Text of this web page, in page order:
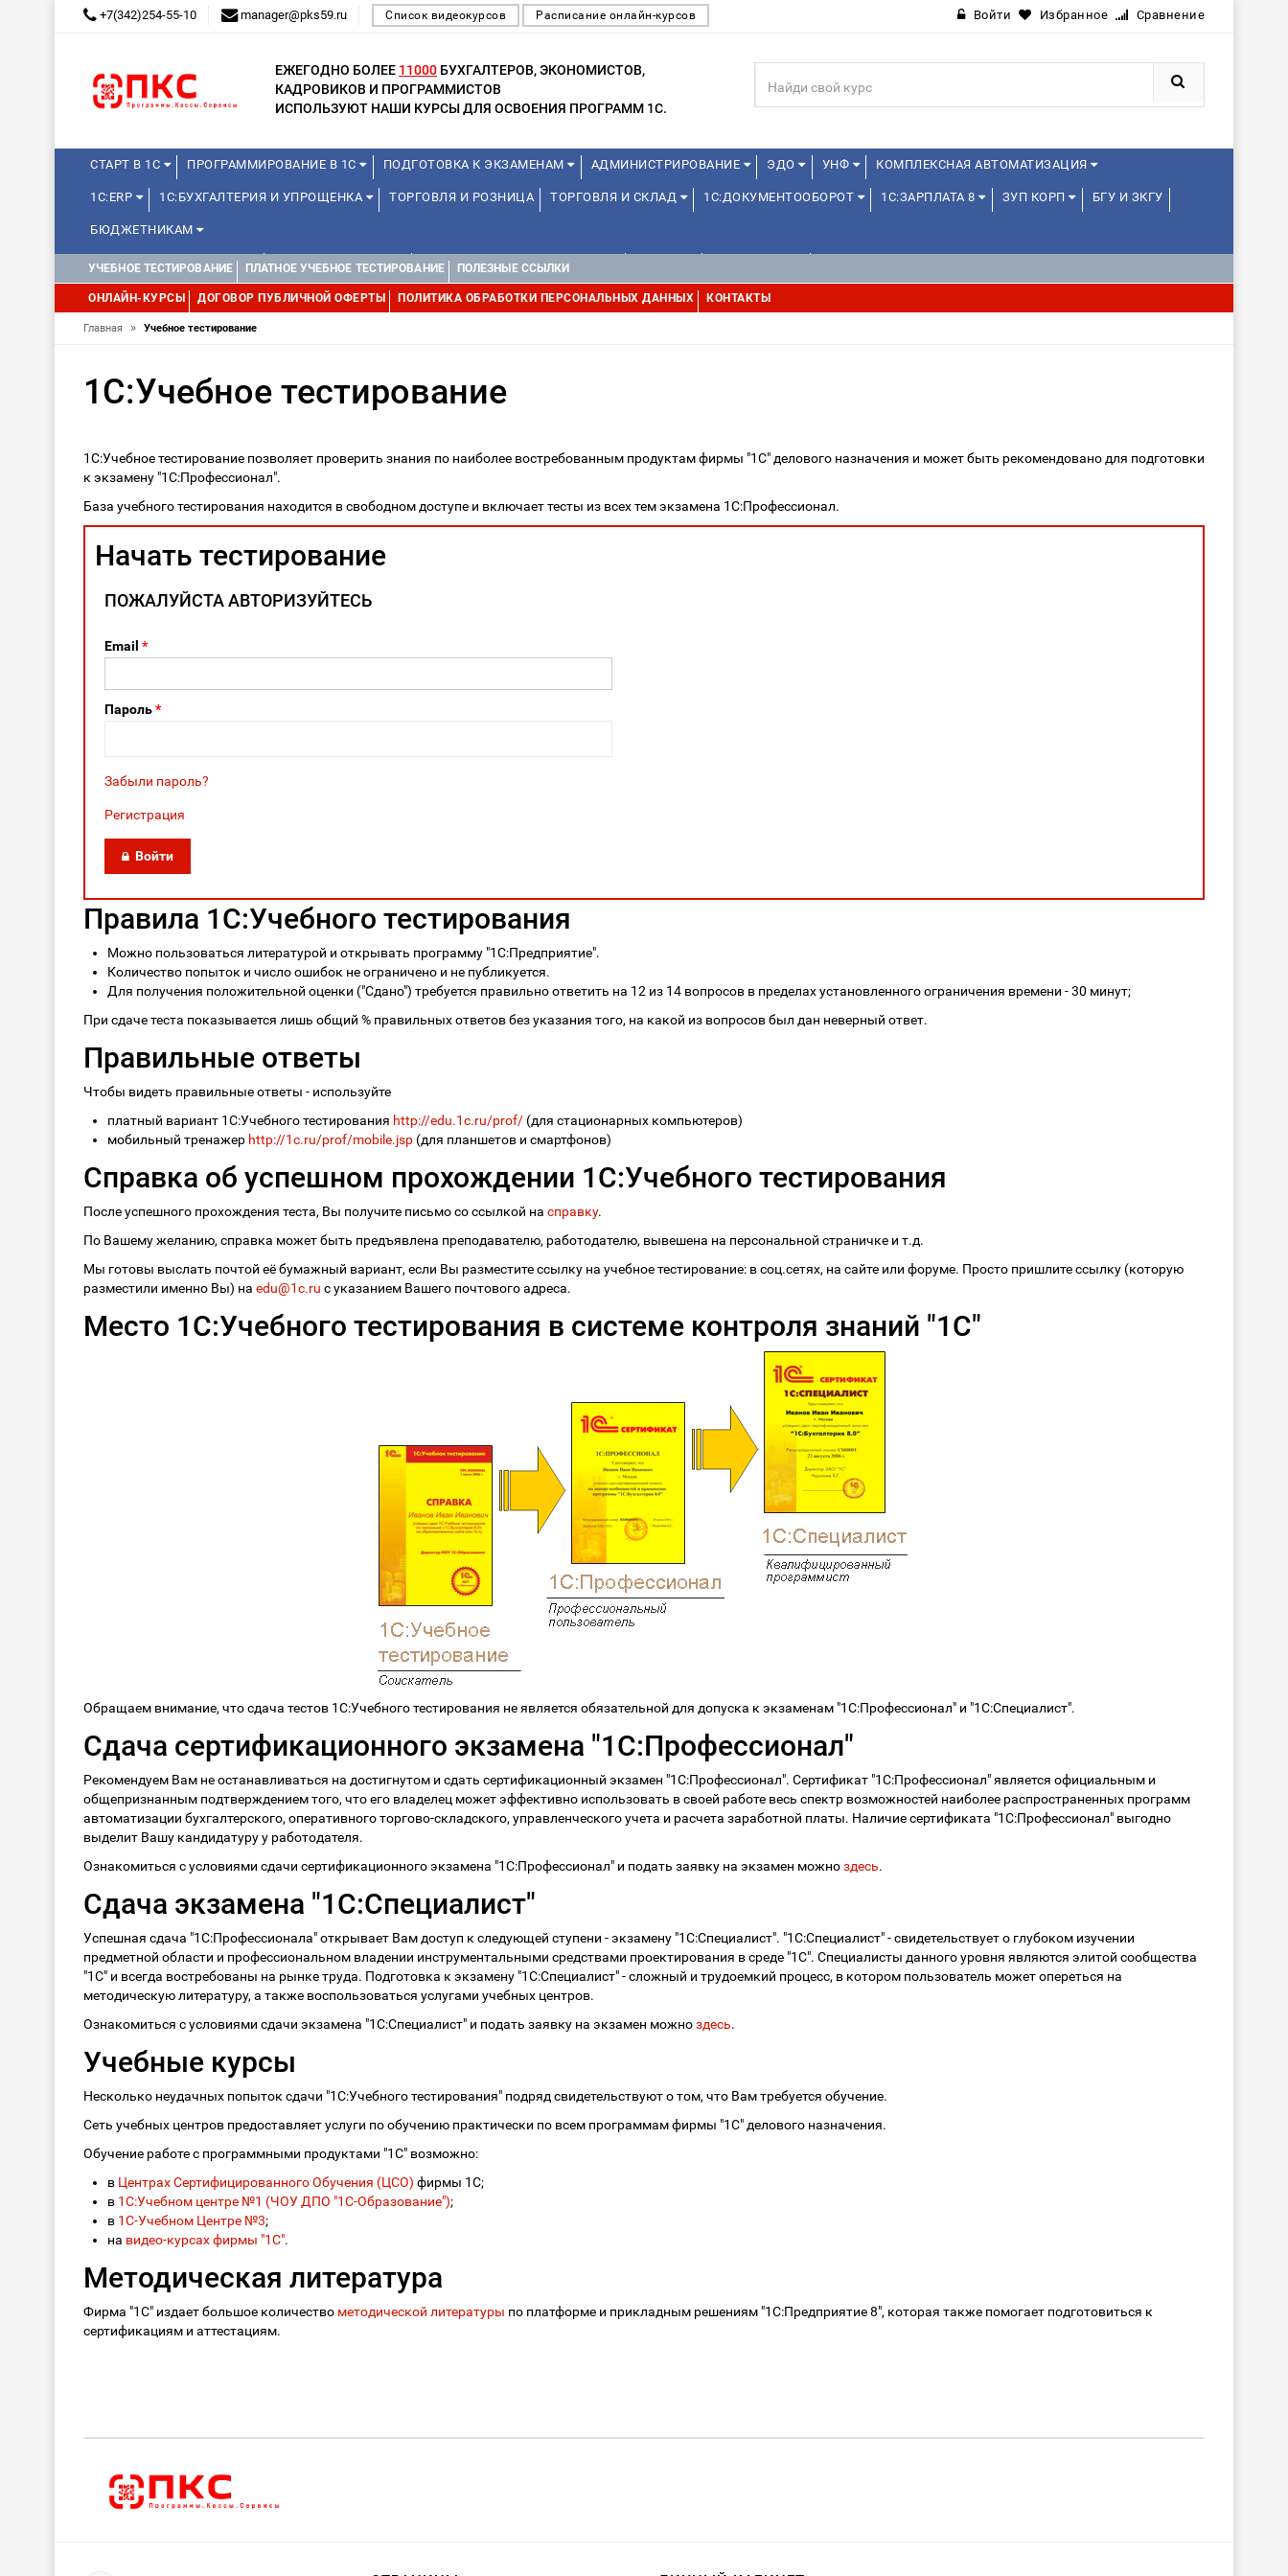
+7(342)254-55-10 manager@pks59.ru Список видеокурсов Расписание онлайн-курсов Войти Избранное Сравнение
ЕЖЕГОДНО БОЛЕЕ 11000 БУХГАЛТЕРОВ, ЭКОНОМИСТОВ,
КАДРОВИКОВ И ПРОГРАММИСТОВ
ИСПОЛЬЗУЮТ НАШИ КУРСЫ ДЛЯ ОСВОЕНИЯ ПРОГРАММ 1С.
СТАРТ В 1С ПРОГРАММИРОВАНИЕ В 1С ПОДГОТОВКА К ЭКЗАМЕНАМ АДМИНИСТРИРОВАНИЕ ЭДО УНФ КОМПЛЕКСНАЯ АВТОМАТИЗАЦИЯ
1С:ERP 1С:БУХГАЛТЕРИЯ И УПРОЩЕНКА ТОРГОВЛЯ И РОЗНИЦА ТОРГОВЛЯ И СКЛАД 1С:ДОКУМЕНТООБОРОТ 1С:ЗАРПЛАТА 8 ЗУП КОРП БГУ И ЗКГУ
БЮДЖЕТНИКАМ
КУРСЫ ДЛЯ ШКОЛЬНИКОВ ДЛЯ ШКОЛЬНИКОВ 1С:УПРАВЛЕНИЕ ХОЛДИНГОМ
УЧЕБНОЕ ТЕСТИРОВАНИЕ ПЛАТНОЕ УЧЕБНОЕ ТЕСТИРОВАНИЕ ПОЛЕЗНЫЕ ССЫЛКИ
ОНЛАЙН-КУРСЫ ДОГОВОР ПУБЛИЧНОЙ ОФЕРТЫ ПОЛИТИКА ОБРАБОТКИ ПЕРСОНАЛЬНЫХ ДАННЫХ КОНТАКТЫ
Главная » Учебное тестирование
1С:Учебное тестирование
1С:Учебное тестирование позволяет проверить знания по наиболее востребованным продуктам фирмы "1С" делового назначения и может быть рекомендовано для подготовки
к экзамену "1С:Профессионал".
База учебного тестирования находится в свободном доступе и включает тесты из всех тем экзамена 1С:Профессионал.
Начать тестирование
ПОЖАЛУЙСТА АВТОРИЗУЙТЕСЬ
Email *
Пароль*
Забыли пароль?
Регистрация
Войти
Правила 1С:Учебного тестирования
Можно пользоваться литературой и открывать программу "1С:Предприятие".
Количество попыток и число ошибок не ограничено и не публикуется.
Для получения положительной оценки ("Сдано") требуется правильно ответить на 12 из 14 вопросов в пределах установленного ограничения времени - 30 минут;
При сдаче теста показывается лишь общий % правильных ответов без указания того, на какой из вопросов был дан неверный ответ.
Правильные ответы
Чтобы видеть правильные ответы - используйте
платный вариант 1С:Учебного тестирования http://edu.1c.ru/prof/ (для стационарных компьютеров)
мобильный тренажер http://1c.ru/prof/mobile.jsp (для планшетов и смартфонов)
Справка об успешном прохождении 1С:Учебного тестирования
После успешного прохождения теста, Вы получите письмо со ссылкой на справку.
По Вашему желанию, справка может быть предъявлена преподавателю, работодателю, вывешена на персональной страничке и т.д.
Мы готовы выслать почтой её бумажный вариант, если Вы разместите ссылку на учебное тестирование: в соц.сетях, на сайте или форуме. Просто пришлите ссылку (которую
разместили именно Вы) на edu@1c.ru с указанием Вашего почтового адреса.
Место 1С:Учебного тестирования в системе контроля знаний "1С"
Обращаем внимание, что сдача тестов 1С:Учебного тестирования не является обязательной для допуска к экзаменам "1С:Профессионал" и "1С:Специалист".
Сдача сертификационного экзамена "1С:Профессионал"
Рекомендуем Вам не останавливаться на достигнутом и сдать сертификационный экзамен "1С:Профессионал". Сертификат "1С:Профессионал" является официальным и
общепризнанным подтверждением того, что его владелец может эффективно использовать в своей работе весь спектр возможностей наиболее распространенных программ
автоматизации бухгалтерского, оперативного торгово-складского, управленческого учета и расчета заработной платы. Наличие сертификата "1С:Профессионал" выгодно
выделит Вашу кандидатуру у работодателя.
Ознакомиться с условиями сдачи сертификационного экзамена "1С:Профессионал" и подать заявку на экзамен можноздесь.
Сдача экзамена "1С:Специалист"
Успешная сдача "1С:Профессионала" открывает Вам доступ к следующей ступени - экзамену "1С:Специалист". "1С:Специалист" - свидетельствует о глубоком изучении
предметной области и профессиональном владении инструментальными средствами проектирования в среде "1С". Специалисты данного уровня являются элитой сообщества
"1С" и всегда востребованы на рынке труда. Подготовка к экзамену "1С:Специалист" - сложный и трудоемкий процесс, в котором пользователь может опереться на
методическую литературу, а также воспользоваться услугами учебных центров.
Ознакомиться с условиями сдачи экзамена "1С:Специалист" и подать заявку на экзамен можноздесь.
Учебные курсы
Несколько неудачных попыток сдачи "1С:Учебного тестирования" подряд свидетельствуют о том, что Вам требуется обучение.
Сеть учебных центров предоставляет услуги по обучению практически по всем программам фирмы "1С" делового назначения.
Обучение работе с программными продуктами "1С" возможно:
в Центрах Сертифицированного Обучения (ЦСО) фирмы 1С;
в 1С:Учебном центре №1 (ЧОУ ДПО "1С-Образование");
в 1С-Учебном Центре №3;
на видео-курсах фирмы "1С".
Методическая литература
Фирма "1С" издает большое количество методической литературы по платформе и прикладным решениям "1С:Предприятие 8", которая также помогает подготовиться к
сертификациям и аттестациям.